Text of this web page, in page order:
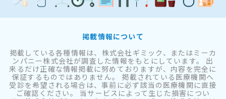
掲載情報について
掲載している各種情報は、株式会社ギミック、またはミーカ
ンパニー株式会社が調査した情報をもとにしています。 出
来るだけ正確な情報掲載に努めておりますが、内容を完全に
保証するものではありません。 掲載されている医療機関へ
受診を希望される場合は、事前に必ず該当の医療機関に直接
ご確認ください。 当サービスによって生じた損害につい